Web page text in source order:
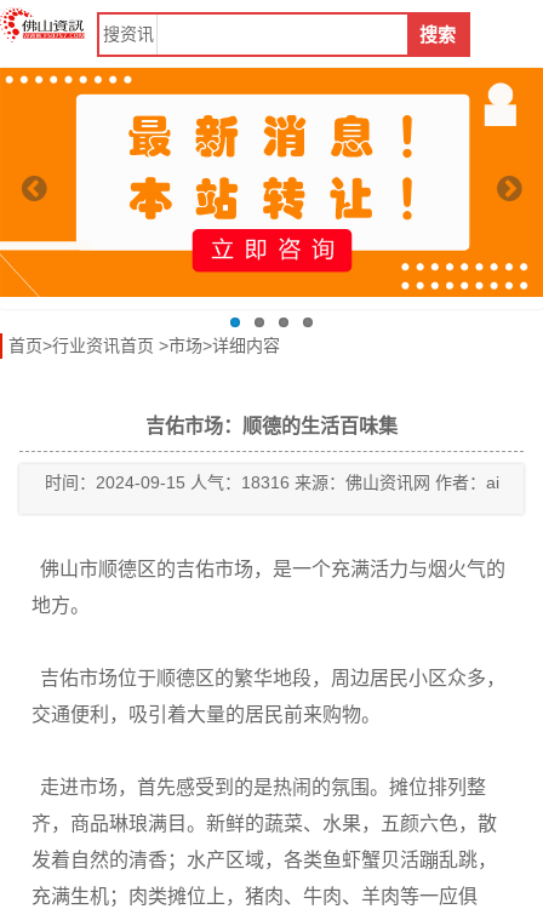
搜资讯 搜索
首页>行业资讯首页 >市场>详细内容
吉佑市场：顺德的生活百味集
时间：2024-09-15 人气：18316 来源：佛山资讯网 作者：ai
佛山市顺德区的吉佑市场，是一个充满活力与烟火气的
地方。
吉佑市场位于顺德区的繁华地段，周边居民小区众多，
交通便利，吸引着大量的居民前来购物。
走进市场，首先感受到的是热闹的氛围。摊位排列整
齐，商品琳琅满目。新鲜的蔬菜、水果，五颜六色，散
发着自然的清香；水产区域，各类鱼虾蟹贝活蹦乱跳，
充满生机；肉类摊位上，猪肉、牛肉、羊肉等一应俱